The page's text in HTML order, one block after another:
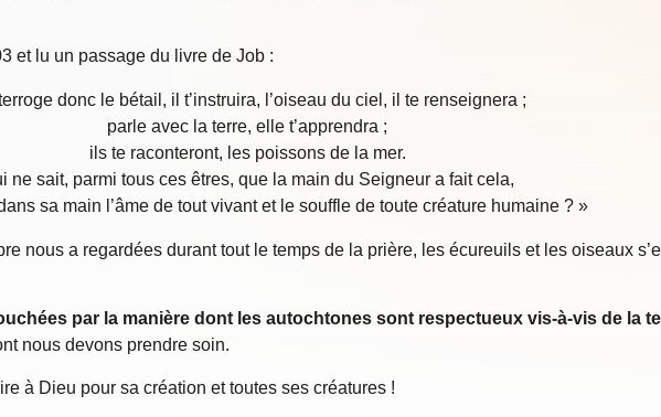
et lu un passage du livre de Job :
donc le bétail, il t’instruira, l’oiseau du ciel, il te renseignera ;
parle avec la terre, elle t’apprendra ;
ils te raconteront, les poissons de la mer.
ne sait, parmi tous ces êtres, que la main du Seigneur a fait cela,
sa main l’âme de tout vivant et le souffle de toute créature humaine ? »
nous a regardées durant tout le temps de la prière, les écureuils et les oiseaux
par la manière dont les autochtones sont respectueux vis-à-vis de la
nous devons prendre soin.
à Dieu pour sa création et toutes ses créatures !